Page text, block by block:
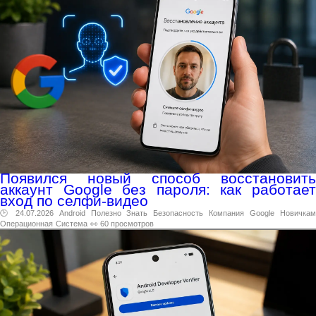
Появился новый способ восстановить
аккаунт Google без пароля: как работает
вход по селфи-видео
🕑 24.07.2026 Android Полезно Знать Безопасность Компания Google
Новичкам
Операционная Система 👀 60 просмотров